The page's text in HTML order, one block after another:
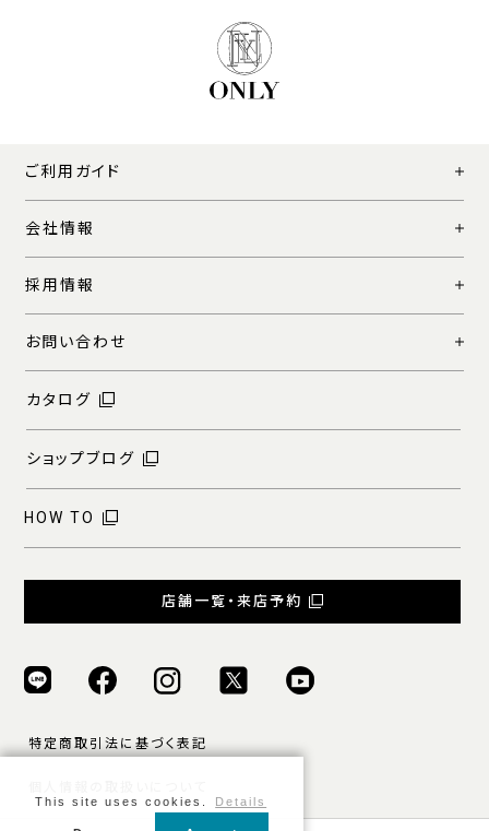
ご利用ガイド
会社情報
採用情報
お問い合わせ
カタログ
ショップブログ
HOW TO
店舗一覧・来店予約
特定商取引法に基づく表記
This site uses cookies. Details